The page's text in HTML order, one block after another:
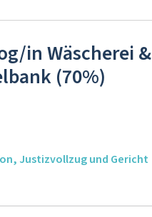
in Wäscherei &
(70%)
, Justizvollzug und Gericht